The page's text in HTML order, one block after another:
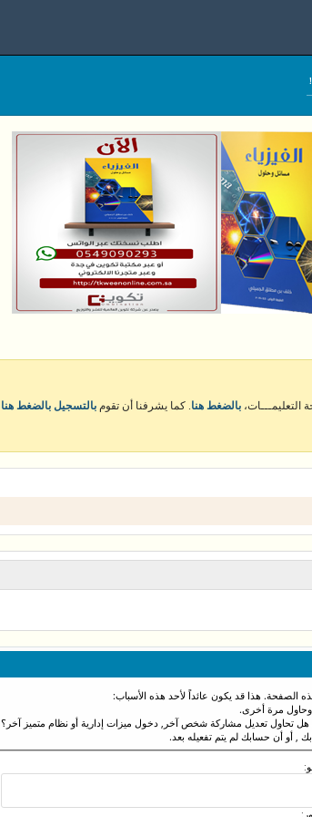
التعليمـــات، بالضغط هنا . كما يشرفنا أن تقوم بالتسجيل بالضغط هنا
الصفحة. هذا قد يكون عائداً لأحد هذه الأسباب:
وحاول مرة أخرى.
تحاول تعديل مشاركة شخص آخر, دخول ميزات إدارية أو نظام متميز آخر؟
, أو أن حسابك لم يتم تفعيله بعد.